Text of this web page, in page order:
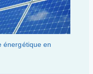
énergétique en